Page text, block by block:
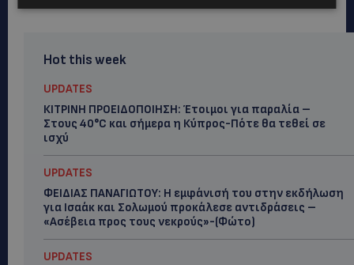
Hot this week
UPDATES
ΚΙΤΡΙΝΗ ΠΡΟΕΙΔΟΠΟΙΗΣΗ: Έτοιμοι για παραλία –
Στους 40°C και σήμερα η Κύπρος-Πότε θα τεθεί σε
ισχύ
UPDATES
ΦΕΙΔΙΑΣ ΠΑΝΑΓΙΩΤΟΥ: Η εμφάνισή του στην εκδήλωση
για Ισαάκ και Σολωμού προκάλεσε αντιδράσεις –
«Ασέβεια προς τους νεκρούς»-(Φώτο)
UPDATES